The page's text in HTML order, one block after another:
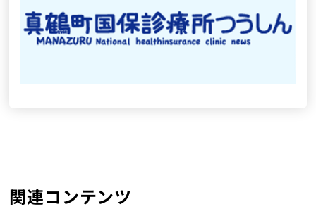
関連コンテンツ